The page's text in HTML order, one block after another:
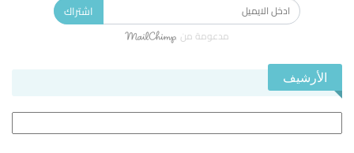
اشتراك
مدعومة من
الأرشيف